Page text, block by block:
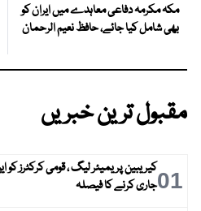
مکہ مکرمہ دفاعی معاہدے میں ایران کو
بھی شامل کیا جائے، حافظ نعیم الرحمان
مقبول ترین خبریں
01جاری کرنے کا فیصلہ